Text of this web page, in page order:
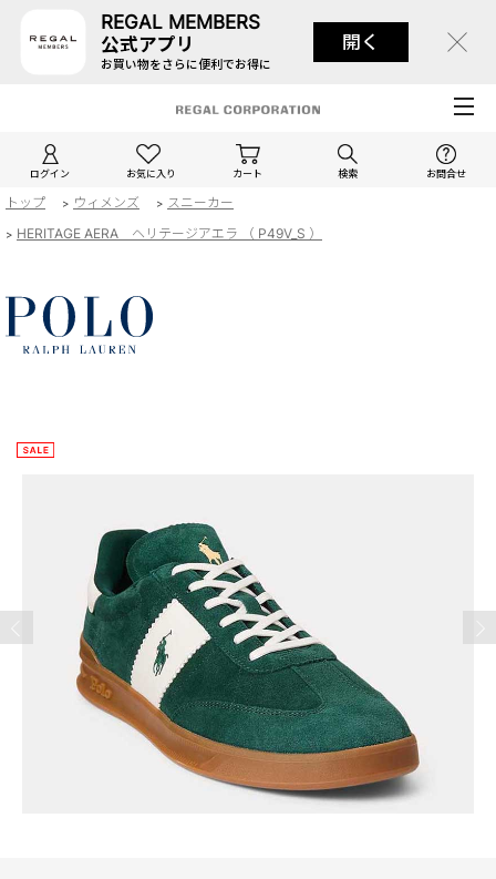
REGAL MEMBERS
公式アプリ
お買い物をさらに便利でお得に
開く
ログイン お気に入り カート 検索 お問合せ
トップ > ウィメンズ > スニーカー
> HERITAGE AERA ヘリテージアエラ （ P49V_S ）